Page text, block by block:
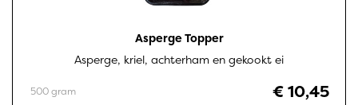
Asperge Topper
Asperge, kriel, achterham en gekookt ei
€ 10,45
500 gram